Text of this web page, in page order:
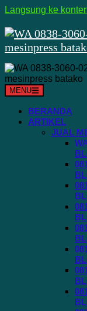
Langsung ke
MENU
BERANDA
ARTIKEL
JUAL